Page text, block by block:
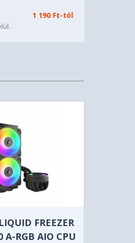
1 190 Ft-tól
FREEZER
A-RGB AIO CPU